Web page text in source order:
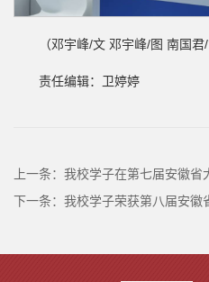
（邓宇峰/文 邓宇峰/图 南国君/
责任编辑：卫婷婷
上一条： 我校学子在第七届安徽省
下一条： 我校学子荣获第八届安徽